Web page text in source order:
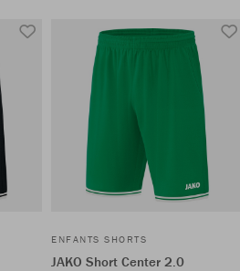
ENFANTS SHORTS
JAKO Short Center 2.0